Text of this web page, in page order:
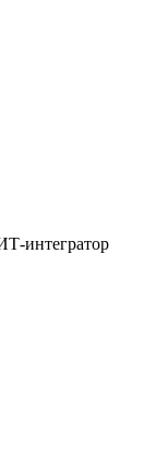
интегратор